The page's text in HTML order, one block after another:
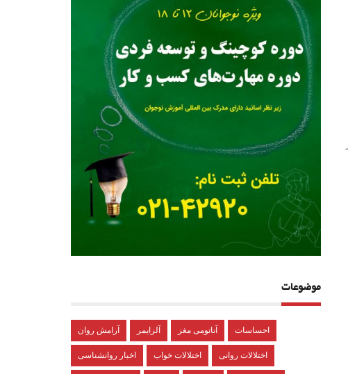
موضوعات
آرامش روان آلزایمر آناتومی مغز احساسات
اخبار روانشناسی اختلالات خواب اختلالات روانی